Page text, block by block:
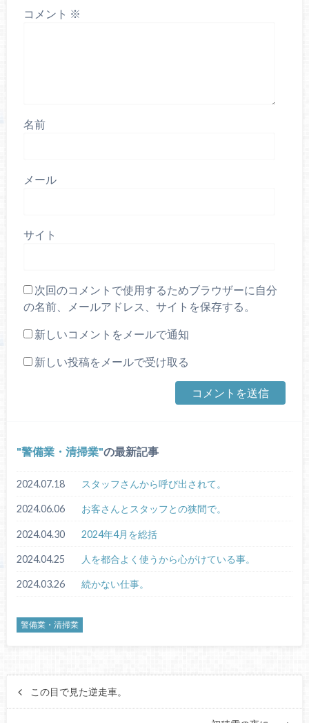
コメント ※
名前
メール
サイト
次回のコメントで使用するためブラウザーに自分
の名前、メールアドレス、サイトを保存する。
新しいコメントをメールで通知
新しい投稿をメールで受け取る
警備業・清掃業 の最新記事
2024.07.18 スタッフさんから呼び出されて。
2024.06.06 お客さんとスタッフとの狭間で。
2024.04.30 2024年4月を総括
2024.04.25 人を都合よく使うから心がけている事。
2024.03.26 続かない仕事。
警備業・清掃業
この目で見た逆走車。